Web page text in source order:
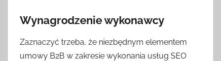
Wynagrodzenie wykonawcy
Zaznaczyć trzeba, że niezbędnym elementem
umowy B2B w zakresie wykonania usług SEO